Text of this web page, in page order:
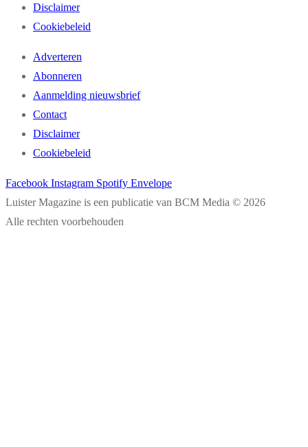
Disclaimer
Cookiebeleid
Adverteren
Abonneren
Aanmelding nieuwsbrief
Contact
Disclaimer
Cookiebeleid
Facebook Instagram Spotify Envelope
Luister Magazine is een publicatie van BCM Media © 2026
Alle rechten voorbehouden